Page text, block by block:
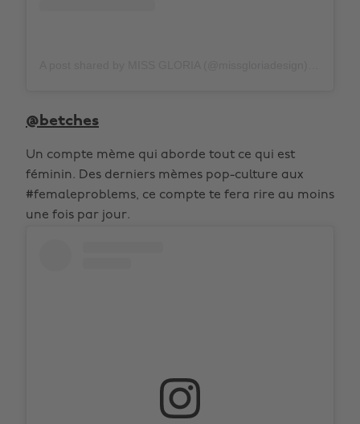
@betches
Un compte mème qui aborde tout ce qui est
féminin. Des derniers mèmes pop-culture aux
#femaleproblems, ce compte te fera rire au moins
une fois par jour.